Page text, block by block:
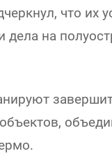
что их
дела на